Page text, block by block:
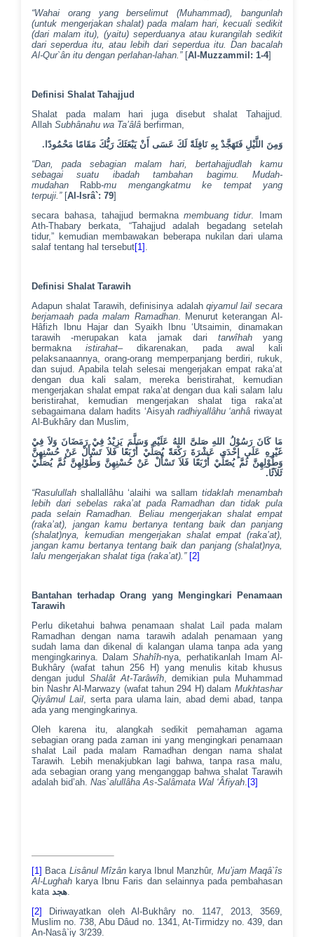
“Wahai orang yang berselimut (Muhammad),
bangunlah
(untuk mengerjakan shalat) pada malam hari, kecuali sedikit
(dari malam itu), (yaitu) seperduanya atau kurangilah sedikit
dari seperdua itu, atau lebih dari seperdua itu. Dan bacalah
Al-Qur`ân itu dengan perlahan-lahan.” [Al-Muzzammil: 1-4]
Definisi Shalat Tahajjud
Shalat pada malam hari juga disebut shalat Tahajjud.
AllahSubhânahu wa Ta’âlâ berfirman,
وَمِنَ اللَّيْلِ فَتَهَجَّدْ بِهِ نَافِلَةً لَكَ عَسَى أَنْ يَبْعَثَكَ رَبُّكَ مَقَامًا مَحْمُودًا .
“Dan, pada sebagian malam hari, bertahajjudlah kamu
sebagai suatu ibadah tambahan bagimu. Mudah-
mudahan
Rabb-mu mengangkatmu ke tempat yang
terpuji.”[Al-Isrâ`: 79]
secara bahasa, tahajjud bermakna membuang tidur. Imam
Ath-Thabary berkata, “Tahajjud
adalah begadang setelah
tidur,” kemudian membawakan beberapa nukilan dari ulama
salaf tentang hal tersebut[1] .
Definisi Shalat Tarawih
Adapun shalat Tarawih, definisinya adalahqiyamul lail secara
berjamaah pada malam Ramadhan. Menurut keterangan Al-
Hâfizh Ibnu Hajar dan Syaikh Ibnu ‘Utsaimin, dinamakan
tarawih
-merupakan kata jamak dari tarwîhahyang
bermaknaistirahat– dikarenakan, pada awal kali
pelaksanaannya, orang-orang memperpanjang berdiri, rukuk,
dan sujud. Apabila telah selesai mengerjakan empat raka’at
dengan dua kali salam, mereka beristirahat, kemudian
mengerjakan shalat empat raka’at dengan dua kali salam lalu
beristirahat, kemudian mengerjakan
shalat tiga raka’at
sebagaimana dalam hadits ‘Aisyah radhiyallâhu ‘anhâ riwayat
Al-Bukhâry dan Muslim,
مَا كَانَ رَسُوْلُ اللهِ صَلىَّ اللهُ عَلَيْهِ وَسَلَّمَ يَزِيْدُ فِيْ رَمَضَانَ وَلاَ فِيْ
غَيْرِهِ عَلَى إِحْدَى عَشْرَةَ رَكْعَةً يُصَلِّيْ أَرْبَعًا فَلاَ تَسْأَلْ عَنْ حُسْنِهِنَّ
وَطُوْلِهِنَّ ثُمَّ يُصّلِّيْ أَرْبَعًا فَلاَ تَسْأَلْ عَنْ حُسْنِهِنَّ وَطُوْلِهِنَّ ثُمَّ يُصَلِّيْ
ثَلاَثًا.
“Rasulullahshallallâhu ‘alaihi wa sallam tidaklah menambah
lebih dari sebelas raka’at pada Ramadhan dan tidak pula
pada selain Ramadhan. Beliau mengerjakan shalat empat
(raka’at), jangan kamu bertanya tentang baik dan panjang
(shalat)nya, kemudian mengerjakan shalat empat (raka’at),
jangan kamu bertanya tentang baik dan panjang (shalat)nya,
lalu mengerjakan shalat tiga (raka’at).” [2]
Bantahan terhadap Orang yang Mengingkari Penamaan
Tarawih
Perlu diketahui bahwa penamaan shalat Lail pada malam
Ramadhan dengan nama tarawih adalah penamaan yang
sudah lama dan dikenal di kalangan ulama tanpa ada yang
mengingkarinya. DalamShahîh-nya, perhatikanlah Imam Al-
Bukhâry (wafat tahun 256 H) yang menulis kitab khusus
dengan judulShalât At-Tarâwîh, demikian pula Muhammad
bin Nashr Al-Marwazy (wafat tahun 294 H) dalam Mukhtashar
Qiyâmul Lail, serta para ulama lain, abad demi abad, tanpa
ada yang mengingkarinya.
Oleh karena itu, alangkah sedikit pemahaman agama
sebagian orang pada zaman ini yang mengingkari penamaan
shalat Lail pada malam Ramadhan dengan nama shalat
Tarawih.
Lebih menakjubkan lagi bahwa, tanpa rasa malu,
ada sebagian orang yang menganggap bahwa shalat Tarawih
adalah bid’ah.Nas`alullâha As-Salâmata Wal ‘Âfiyah. [3]
[1] Baca Lisânul Mîzânkarya Ibnul Manzhûr, Mu’jam Maqâ`îs
Al-Lughah karya Ibnu Faris dan selainnya pada pembahasan
kataهجد.
[2]
Diriwayatkan oleh Al-Bukhâry no. 1147, 2013, 3569,
Muslim no. 738, Abu Dâud no. 1341, At-Tirmidzy no. 439, dan
An-Nasâ`iy 3/239.